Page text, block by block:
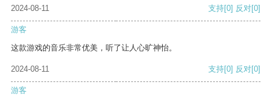
2024-08-11
支持[0] 反对[0]
游客
这款游戏的音乐非常优美，听了让人心旷神怡。
2024-08-11 支持[0] 反对[0]
游客